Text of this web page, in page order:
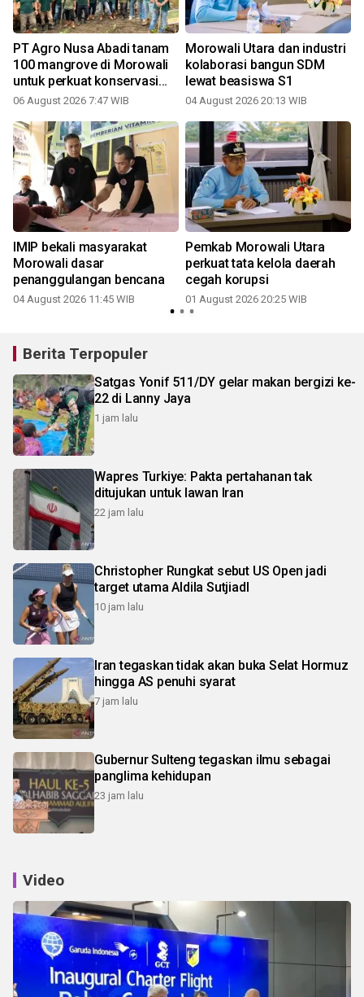
PT Agro Nusa Abadi tanam
100 mangrove di Morowali
untuk perkuat konservasi
pesisir
06 August 2026 7:47 WIB
Morowali Utara dan industri
kolaborasi bangun SDM
lewat beasiswa S1
04 August 2026 20:13 WIB
IMIP bekali masyarakat
Morowali dasar
penanggulangan bencana
04 August 2026 11:45 WIB
Pemkab Morowali Utara
perkuat tata kelola daerah
cegah korupsi
01 August 2026 20:25 WIB
Berita Terpopuler
Satgas Yonif 511/DY gelar makan bergizi ke-
22 di Lanny Jaya
1 jam lalu
Wapres Turkiye: Pakta pertahanan tak
ditujukan untuk lawan Iran
22 jam lalu
Christopher Rungkat sebut US Open jadi
target utama Aldila SutjiadI
10 jam lalu
Iran tegaskan tidak akan buka Selat Hormuz
hingga AS penuhi syarat
7 jam lalu
Gubernur Sulteng tegaskan ilmu sebagai
panglima kehidupan
23 jam lalu
Video